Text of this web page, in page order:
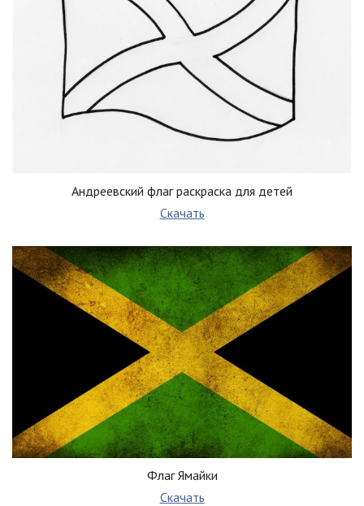
Андреевский флаг раскраска для детей
Скачать
Флаг Ямайки
Скачать